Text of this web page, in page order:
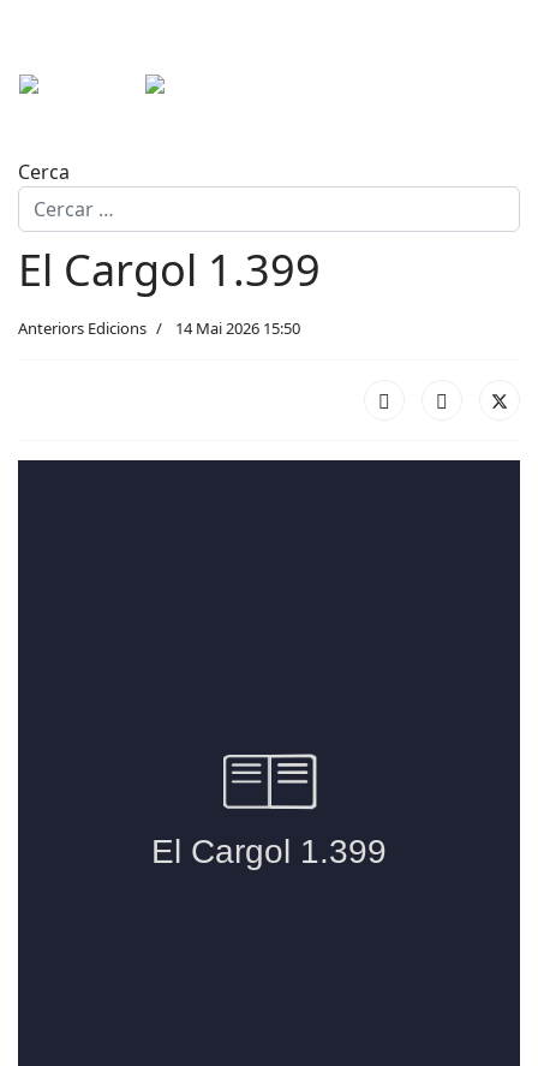
Cerca
El Cargol 1.399
Anteriors Edicions 14 Mai 2026 15:50